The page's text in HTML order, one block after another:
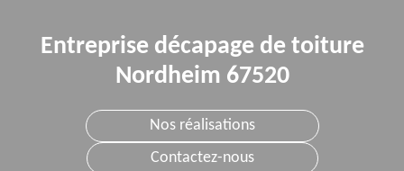
Entreprise décapage de toiture
Nordheim 67520
Nos réalisations
Contactez-nous